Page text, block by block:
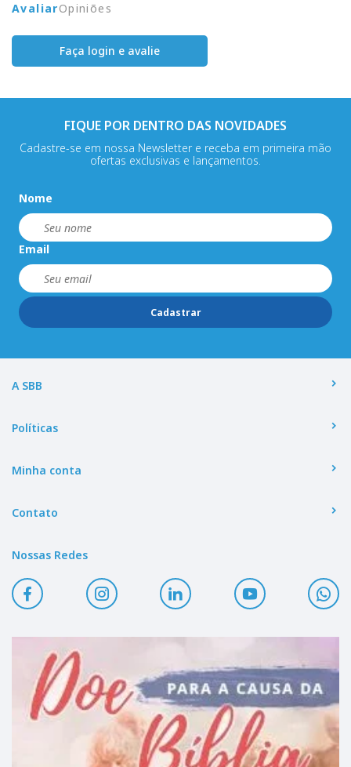
AvaliarOpiniões
Faça login e avalie
FIQUE POR DENTRO DAS NOVIDADES
Cadastre-se em nossa Newsletter e receba em primeira mão
ofertas exclusivas e lançamentos.
Nome
Email
Cadastrar
A SBB
Políticas
Minha conta
Contato
Nossas Redes